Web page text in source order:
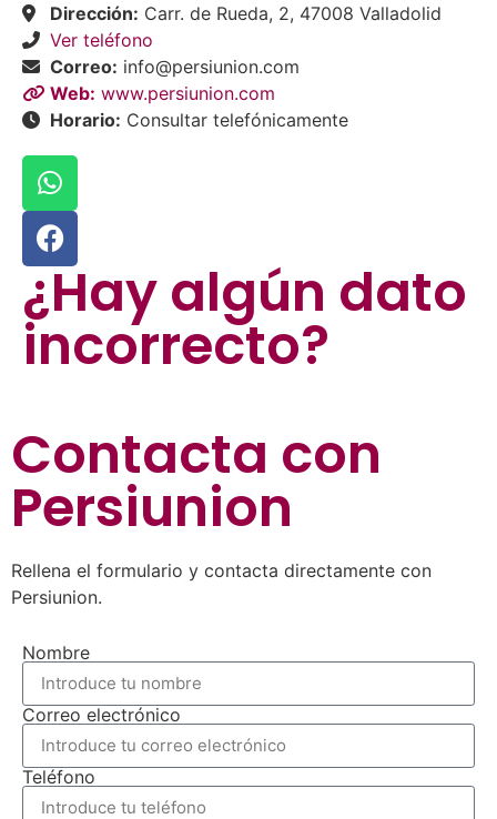
Dirección: Carr. de Rueda, 2, 47008 Valladolid
Ver teléfono
Correo: info@persiunion.com
Web: www.persiunion.com
Horario: Consultar telefónicamente
¿Hay algún dato
incorrecto?
Contacta con
Persiunion
Rellena el formulario y contacta directamente con
Persiunion.
Nombre
Correo electrónico
Teléfono